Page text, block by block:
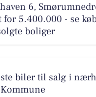
6,
for 5.400.000 - se
boliger
biler til salg i